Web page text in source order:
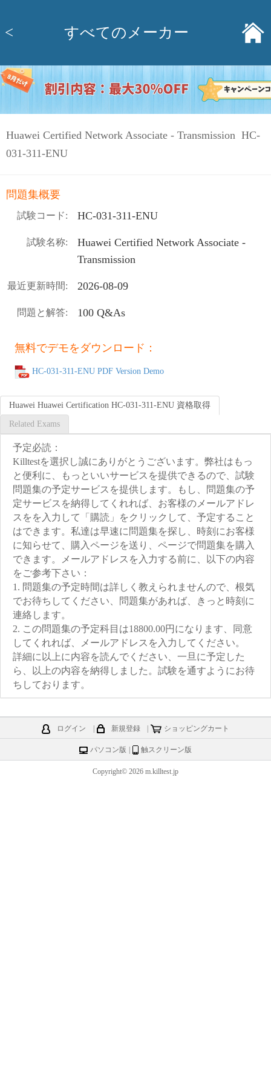
< すべてのメーカー
Huawei Certified Network Associate - Transmission HC-
031-311-ENU
問題集概要
試験コード: HC-031-311-ENU
試験名称:
Huawei Certified Network Associate -
Transmission
最近更新時間: 2026-08-09
問題と解答: 100 Q&As
無料でデモをダウンロード：
HC-031-311-ENU PDF Version Demo
Huawei Huawei Certification HC-031-311-ENU 資格取得
Related Exams
予定必読：
Killtestを選択し誠にありがとうございます。弊社はもっ
と便利に、もっといいサービスを提供できるので、試験
問題集の予定サービスを提供します。もし、問題集の予
定サービスを納得してくれれば、お客様のメールアドレ
スをを入力して「購読」をクリックして、予定すること
はできます。私達は早速に問題集を探し、時刻にお客様
に知らせて、購入ページを送り、ページで問題集を購入
できます。メールアドレスを入力する前に、以下の内容
をご参考下さい：
1. 問題集の予定時間は詳しく教えられませんので、根気
でお待ちしてください、問題集があれば、きっと時刻に
連絡します。
2. この問題集の予定科目は18800.00円になります、同意
してくれれば、メールアドレスを入力してください。
詳細に以上に内容を読んでください、一旦に予定した
ら、以上の内容を納得しました。試験を通すようにお待
ちしております。
ログイン 新規登録 ショッピングカート
パソコン版 触スクリーン版
Copyright© 2026 m.killtest.jp